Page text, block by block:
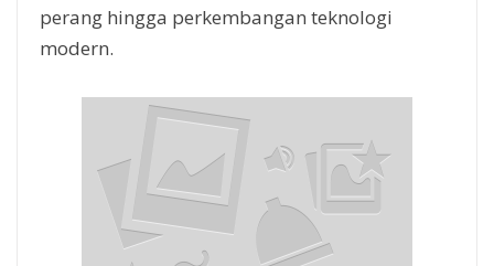
perang hingga perkembangan teknologi
modern.